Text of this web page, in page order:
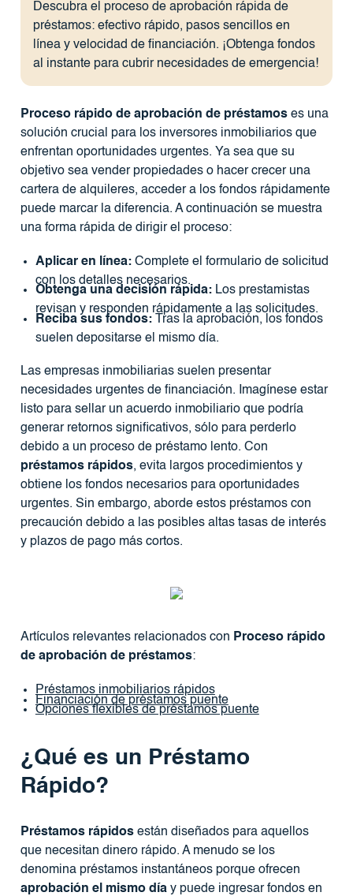
Descubra el proceso de aprobación rápida de
préstamos: efectivo rápido, pasos sencillos en
línea y velocidad de financiación. ¡Obtenga fondos
al instante para cubrir necesidades de emergencia!
Proceso rápido de aprobación de préstamoses una
solución crucial para los inversores inmobiliarios que
enfrentan oportunidades urgentes. Ya sea que su
objetivo sea vender propiedades o hacer crecer una
cartera de alquileres, acceder a los fondos rápidamente
puede marcar la diferencia. A continuación se muestra
una forma rápida de dirigir el proceso:
Aplicar en línea:Complete el formulario de solicitud
con los detalles necesarios.
Obtenga una decisión rápida:Los prestamistas
revisan y responden rápidamente a las solicitudes.
Reciba sus fondos:Tras la aprobación, los fondos
suelen depositarse el mismo día.
Las empresas inmobiliarias suelen presentar
necesidades urgentes de financiación. Imagínese estar
listo para sellar un acuerdo inmobiliario que podría
generar retornos significativos, sólo para perderlo
debido a un proceso de préstamo lento. Con
préstamos rápidos, evita largos procedimientos y
obtiene los fondos necesarios para oportunidades
urgentes. Sin embargo, aborde estos préstamos con
precaución debido a las posibles altas tasas de interés
y plazos de pago más cortos.
Artículos relevantes relacionados con Proceso rápido
de aprobación de préstamos:
Préstamos inmobiliarios rápidos
Financiación de préstamos puente
Opciones flexibles de préstamos puente
¿Qué es un Préstamo
Rápido?
Préstamos rápidosestán diseñados para aquellos
que necesitan dinero rápido. A menudo se los
denomina préstamos instantáneos porque ofrecen
aprobación el mismo díay puede ingresar fondos en